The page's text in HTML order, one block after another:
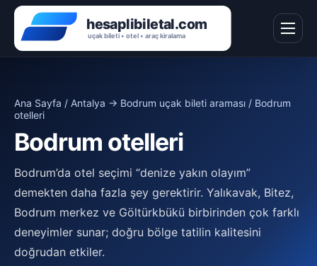
Ana Sayfa / Antalya → Bodrum uçak bileti araması / Bodrum
otelleri
Bodrum otelleri
Bodrum’da otel seçimi “denize yakın olayım”
demekten daha fazla şey gerektirir. Yalıkavak, Bitez,
Bodrum merkez ve Göltürkbükü birbirinden çok farklı
deneyimler sunar; doğru bölge tatilin kalitesini
doğrudan etkiler.